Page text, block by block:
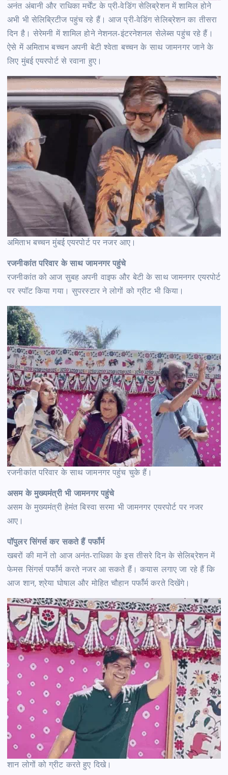
अनंत अंबानी और राधिका मर्चेंट के प्री-वेडिंग सेलिब्रेशन में शामिल होने
अभी भी सेलिब्रिटीज पहुंच रहे हैं। आज प्री-वेडिंग सेलिब्रेशन का तीसरा
दिन है। सेरेमनी में शामिल होने नेशनल-इंटरनेशनल सेलेब्स पहुंच रहे हैं।
ऐसे में अमिताभ बच्चन अपनी बेटी श्वेता बच्चन के साथ जामनगर जाने के
लिए मुंबई एयरपोर्ट से रवाना हुए।
अमिताभ बच्चन मुंबई एयरपोर्ट पर नजर आए।
रजनीकांत परिवार के साथ जामनगर पहुंचे
रजनीकांत को आज सुबह अपनी वाइफ और बेटी के साथ जामनगर एयरपोर्ट
पर स्पॉट किया गया। सुपरस्टार ने लोगों को ग्रीट भी किया।
रजनीकांत परिवार के साथ जामनगर पहुंच चुके हैं।
असम के मुख्यमंत्री भी जामनगर पहुंचे
असम के मुख्यमंत्री हेमंत बिस्वा सरमा भी जामनगर एयरपोर्ट पर नजर
आए।
पॉपुलर सिंगर्स कर सकते हैं पर्फॉर्म
खबरों की मानें तो आज अनंत-राधिका के इस तीसरे दिन के सेलिब्रेशन में
फेमस सिंगर्स पर्फॉर्म करते नजर आ सकते हैं। कयास लगाए जा रहे हैं कि
आज शान, श्रेया घोषाल और मोहित चौहान पर्फॉर्म करते दिखेंगे।
शान लोगों को ग्रीट करते हुए दिखे।